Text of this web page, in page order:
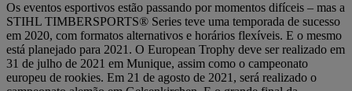
Os eventos esportivos estão passando por momentos difíceis – mas a
STIHL TIMBERSPORTS® Series teve uma temporada de sucesso
em 2020, com formatos alternativos e horários flexíveis. E o mesmo
está planejado para 2021. O European Trophy deve ser realizado em
31 de julho de 2021 em Munique, assim como o campeonato
europeu de rookies. Em 21 de agosto de 2021, será realizado o